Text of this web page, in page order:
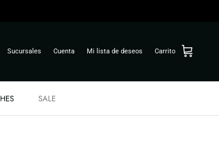
Sucursales Cuenta Mi lista de deseos Carrito
SALE